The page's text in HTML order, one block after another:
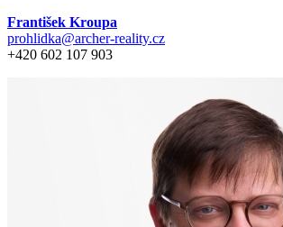
František Kroupa
prohlidka@archer-reality.cz
+420 602 107 903